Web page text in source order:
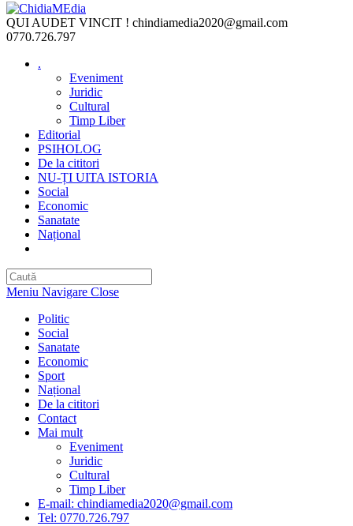
Skip
to
content
QUI AUDET VINCIT ! chindiamedia2020@gmail.com
0770.726.797
.
Eveniment
Juridic
Cultural
Timp Liber
Editorial
PSIHOLOG
De la cititori
NU-ȚI UITA ISTORIA
Social
Economic
Sanatate
Național
Meniu Navigare Close
Politic
Social
Sanatate
Economic
Sport
Național
De la cititori
Contact
Mai mult
Eveniment
Juridic
Cultural
Timp Liber
E-mail: chindiamedia2020@gmail.com
Tel: 0770.726.797